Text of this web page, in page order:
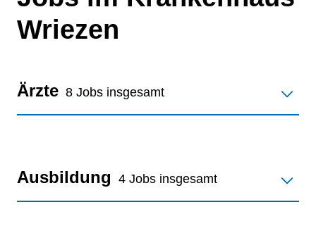
Wriezen
Ärzte 8 Jobs insgesamt
Ausbildung 4 Jobs insgesamt